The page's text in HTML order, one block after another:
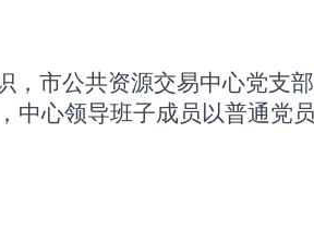
，市公共资源交易中心党支
中心领导班子成员以普通党